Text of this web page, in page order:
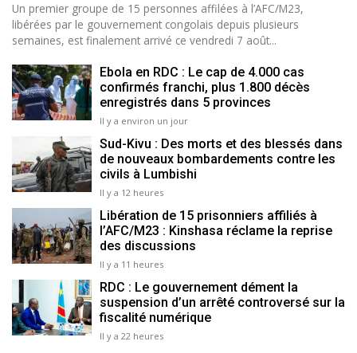
Un premier groupe de 15 personnes affilées à l’AFC/M23,
libérées par le gouvernement congolais depuis plusieurs
semaines, est finalement arrivé ce vendredi 7 août...
Ebola en RDC : Le cap de 4.000 cas
confirmés franchi, plus 1.800 décès
enregistrés dans 5 provinces
Il y a environ un jour
Sud-Kivu : Des morts et des blessés dans
de nouveaux bombardements contre les
civils à Lumbishi
Il y a 12 heures
Libération de 15 prisonniers affiliés à
l’AFC/M23 : Kinshasa réclame la reprise
des discussions
Il y a 11 heures
RDC : Le gouvernement dément la
suspension d’un arrêté controversé sur la
fiscalité numérique
Il y a 22 heures